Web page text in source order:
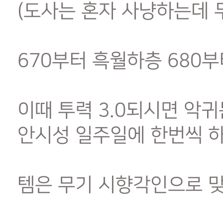
(도사는 혼자 사냥하는데
670부터 흑월하층 680부
이때 투력 3.0되시면 악
안시성 일주일에 한번씩
템은 무기 시향각인으로